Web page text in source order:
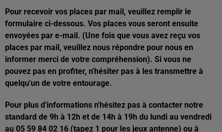
Pour recevoir vos places par mail, veuillez remplir le
formulaire ci-dessous. Vos places vous seront ensuite
envoyées par e-mail. (Une fois que vous avez reçu vos
places par mail, veuillez nous répondre pour nous en
informer merci de votre compréhension). Si vous ne
pouvez pas en profiter, n'hésiter pas à les transmettre à
quelqu'un de votre entourage.
Pour plus d'informations n'hésitez pas à contacter notre
standard de 9h à 12h et de 14h à 19h du lundi au vendredi
au 05 59 84 02 16 (tapez 1 pour les jeux antenne) ou à